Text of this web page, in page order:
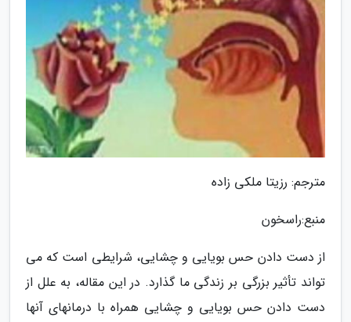
مترجم: رزیتا ملکی زاده
منبع:راسخون
از دست دادن حس بویایی و چشایی، شرایطی است که می
تواند تأثیر بزرگی بر زندگی ما گذارد. در این مقاله، به علل از
دست دادن حس بویایی و چشایی همراه با درمانهای آنها